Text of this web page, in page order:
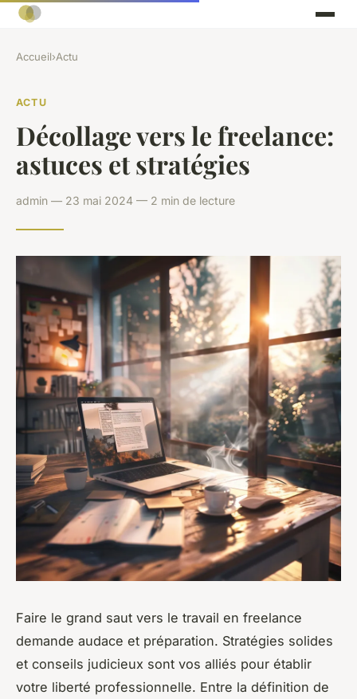
Accueil›Actu
ACTU
Décollage vers le freelance:
astuces et stratégies
admin — 23 mai 2024 — 2 min de lecture
Faire le grand saut vers le travail en freelance
demande audace et préparation. Stratégies solides
et conseils judicieux sont vos alliés pour établir
votre liberté professionnelle. Entre la définition de